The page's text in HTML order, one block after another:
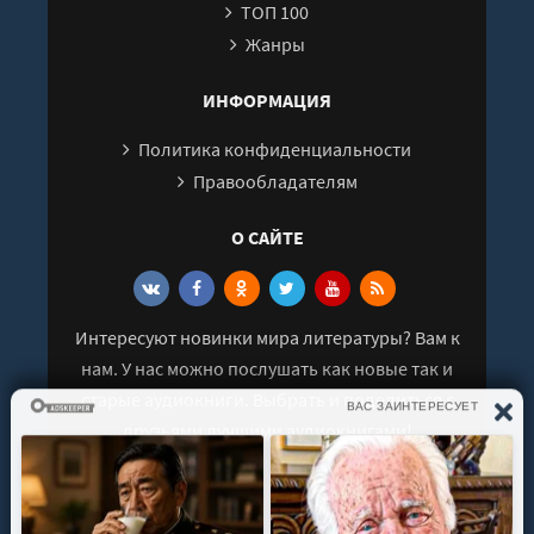
ТОП 100
Жанры
ИНФОРМАЦИЯ
Политика конфиденциальности
Правообладателям
О САЙТЕ
Интересуют новинки мира литературы? Вам к
нам. У нас можно послушать как новые так и
старые аудиокниги. Выбрать и поделиться с
друзьями лучшими аудиокнигами!